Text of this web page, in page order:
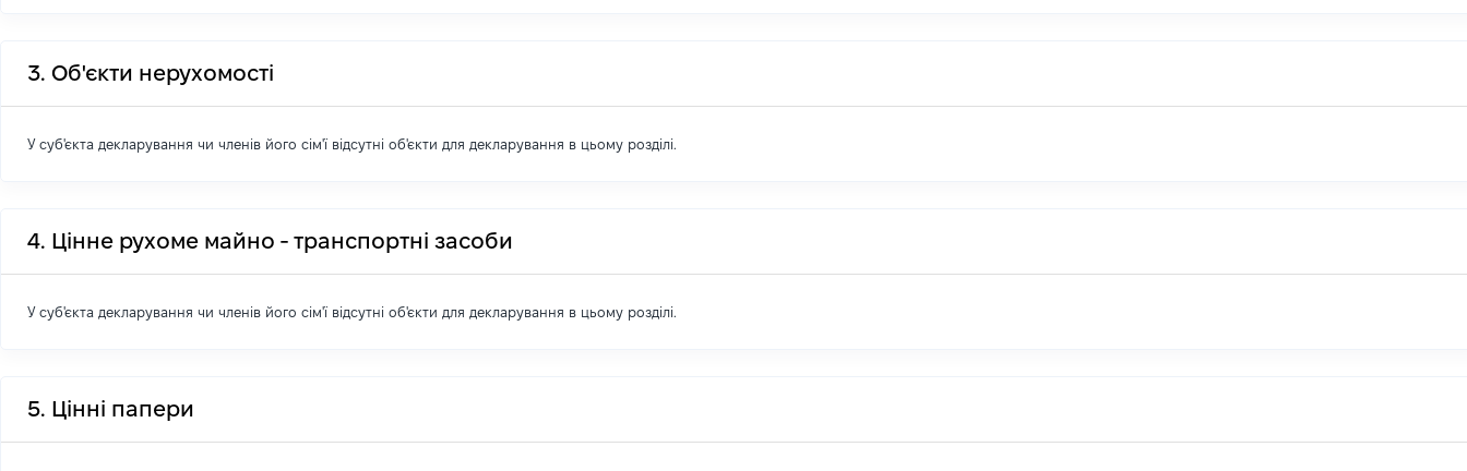
3. Об'єкти нерухомості
У суб'єкта декларування чи членів його сім'ї відсутні об'єкти для декларування в цьому розділі.
4. Цінне рухоме майно - транспортні засоби
У суб'єкта декларування чи членів його сім'ї відсутні об'єкти для декларування в цьому розділі.
5. Цінні папери